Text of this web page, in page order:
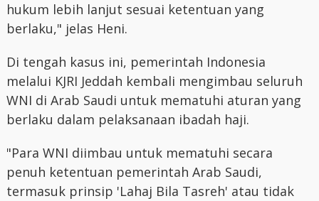
hukum lebih lanjut sesuai ketentuan yang
berlaku," jelas Heni.
Di tengah kasus ini, pemerintah Indonesia
melalui KJRI Jeddah kembali mengimbau seluruh
WNI di Arab Saudi untuk mematuhi aturan yang
berlaku dalam pelaksanaan ibadah haji.
"Para WNI diimbau untuk mematuhi secara
penuh ketentuan pemerintah Arab Saudi,
termasuk prinsip 'Lahaj Bila Tasreh' atau tidak